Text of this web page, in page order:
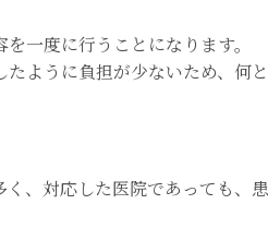
一度に行うことになります。
ように負担が少ないため、何
、対応した医院であっても、